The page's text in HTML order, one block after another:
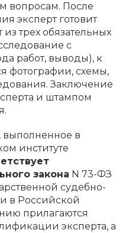
вопросам. После
эксперт готовит
трех обязательных
с
работ, выводы), к
фотографии, схемы,
Заключение
и штампом
выполненное в
институте
закона N 73-ФЗ
судебно-
в Российской
прилагаются
эксперта, а